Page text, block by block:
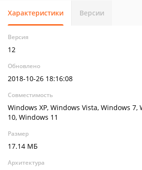
Характеристики Версии
Версия
12
Обновлено
2018-10-26 18:16:08
Совместимость
Windows XP, Windows Vista, Windows 7,
10, Windows 11
Размер
17.14 МБ
Архитектура